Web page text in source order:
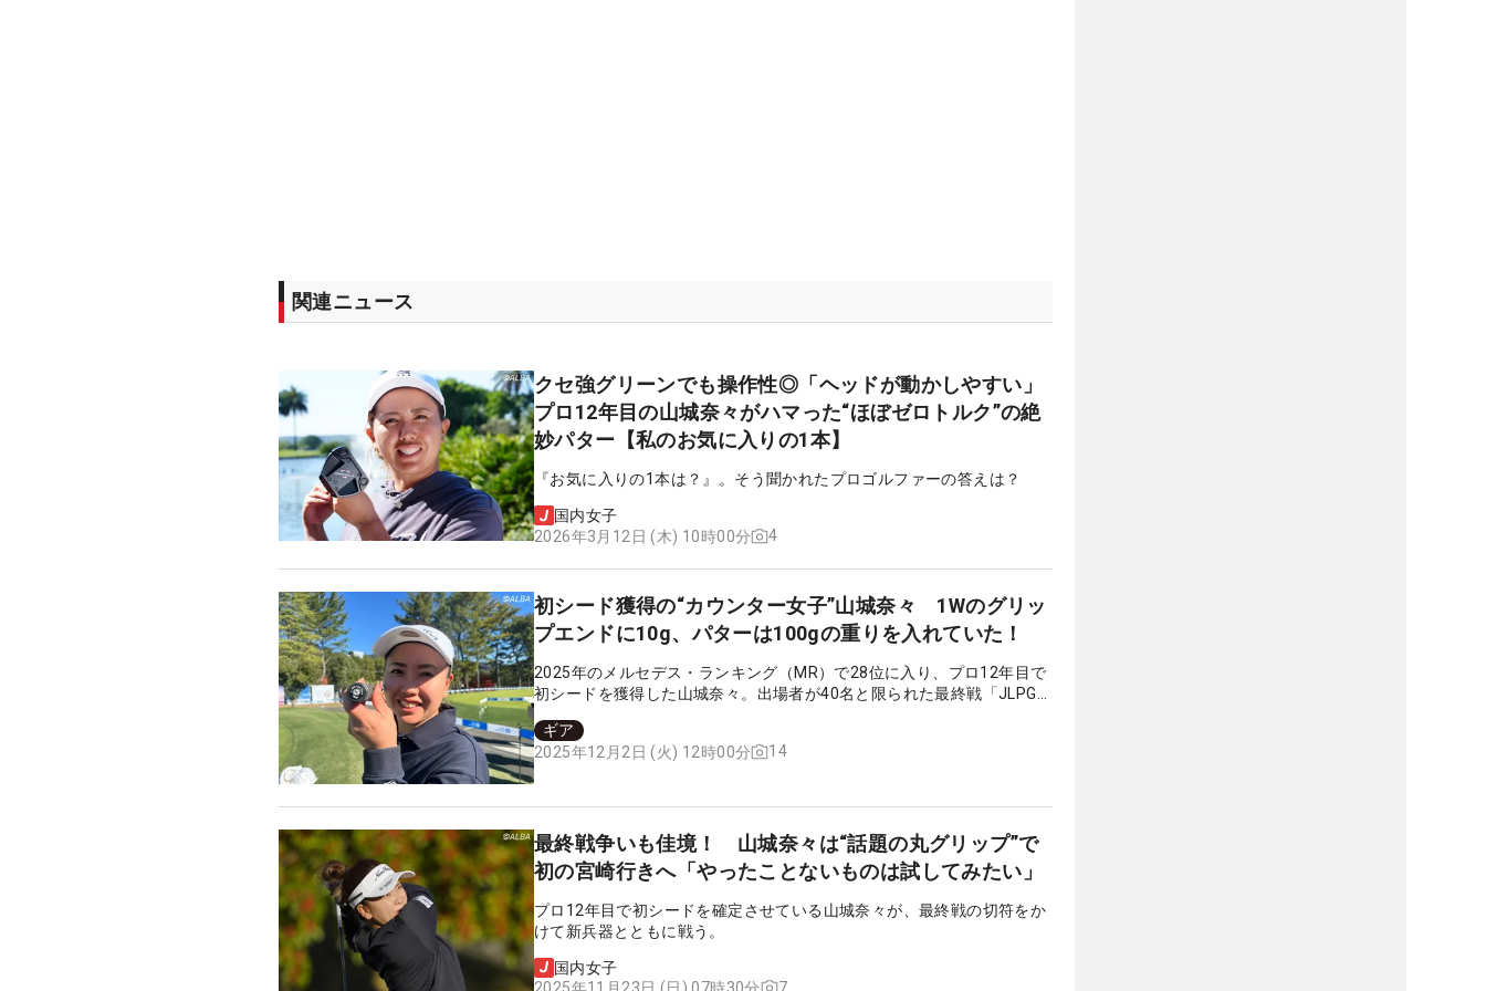
関連ニュース
クセ強グリーンでも操作性◎「ヘッドが動かしやすい」
プロ12年目の山城奈々がハマった“ほぼゼロトルク”の絶
妙パター【私のお気に入りの1本】
『お気に入りの1本は？』。そう聞かれたプロゴルファーの答えは？
国内女子
2026年3月12日 (木) 10時00分
4
初シード獲得の“カウンター女子”山城奈々 1Wのグリッ
プエンドに10g、パターは100gの重りを入れていた！
2025年のメルセデス・ランキング（MR）で28位に入り、プロ12年目で
初シードを獲得した山城奈々。出場者が40名と限られた最終戦「JLPGA
い悩んだ」ドライバーの不調を乗り越えたがクラブのこだわりも強かっ
た。
ギア
2025年12月2日 (火) 12時00分
14
最終戦争いも佳境！ 山城奈々は“話題の丸グリップ”で
初の宮崎行きへ「やったことないものは試してみたい」
プロ12年目で初シードを確定させている山城奈々が、最終戦の切符をか
けて新兵器とともに戦う。
国内女子
7